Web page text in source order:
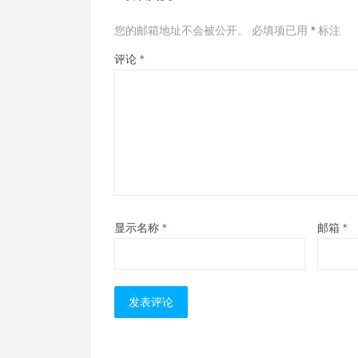
您的邮箱地址不会被公开。 必填项已用 * 标注
评论 *
显示名称 * 邮箱 *